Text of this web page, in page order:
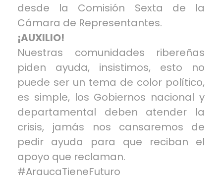
desde la Comisión Sexta de la
Cámara de Representantes.
¡AUXILIO!
Nuestras comunidades ribereñas
piden ayuda, insistimos, esto no
puede ser un tema de color político,
es simple, los Gobiernos nacional y
departamental deben atender la
crisis, jamás nos cansaremos de
pedir ayuda para que reciban el
apoyo que reclaman.
#AraucaTieneFuturo